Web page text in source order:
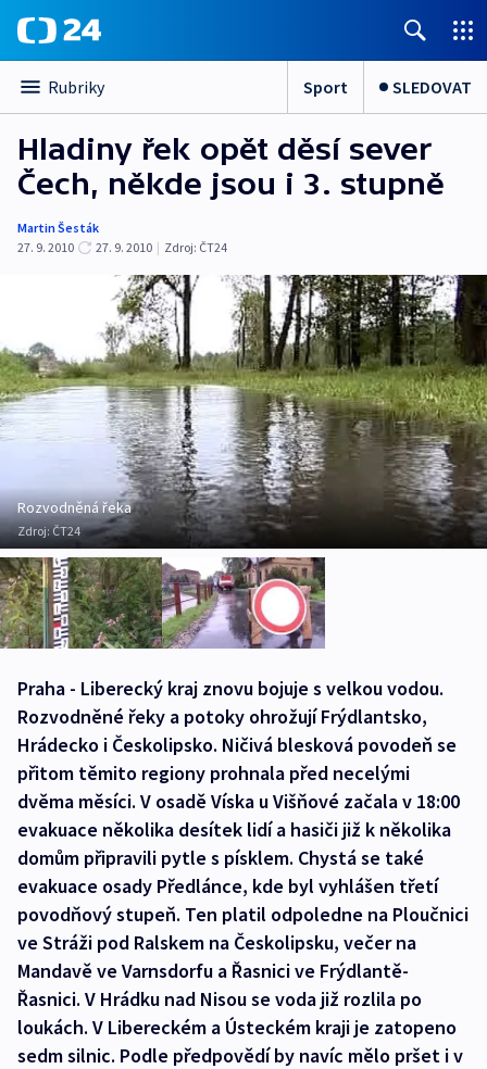
Rubriky Sport SLEDOVAT
Hladiny řek opět děsí sever
Čech, někde jsou i 3. stupně
Martin Šesták
27. 9. 2010
27. 9. 2010 | Zdroj: ČT24
Rozvodněná řeka
Zdroj:ČT24
Praha - Liberecký kraj znovu bojuje s velkou vodou.
Rozvodněné řeky a potoky ohrožují Frýdlantsko,
Hrádecko i Českolipsko. Ničivá blesková povodeň se
přitom těmito regiony prohnala před necelými
dvěma měsíci. V osadě Víska u Višňové začala v 18:00
evakuace několika desítek lidí a hasiči již k několika
domům připravili pytle s písklem. Chystá se také
evakuace osady Předlánce, kde byl vyhlášen třetí
povodňový stupeň. Ten platil odpoledne na Ploučnici
ve Stráži pod Ralskem na Českolipsku, večer na
Mandavě ve Varnsdorfu a Řasnici ve Frýdlantě-
Řasnici. V Hrádku nad Nisou se voda již rozlila po
loukách. V Libereckém a Ústeckém kraji je zatopeno
sedm silnic. Podle předpovědí by navíc mělo pršet i v